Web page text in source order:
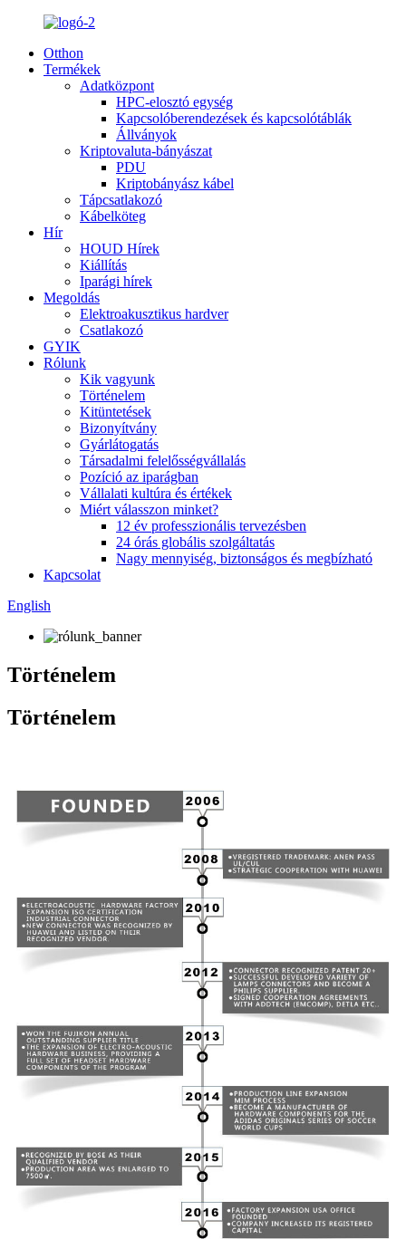
Otthon
Termékek
Adatközpont
HPC-elosztó egység
Kapcsolóberendezések és kapcsolótáblák
Állványok
Kriptovaluta-bányászat
PDU
Kriptobányász kábel
Tápcsatlakozó
Kábelköteg
Hír
HOUD Hírek
Kiállítás
Iparági hírek
Megoldás
Elektroakusztikus hardver
Csatlakozó
GYIK
Rólunk
Kik vagyunk
Történelem
Kitüntetések
Bizonyítvány
Gyárlátogatás
Társadalmi felelősségvállalás
Pozíció az iparágban
Vállalati kultúra és értékek
Miért válasszon minket?
12 év professzionális tervezésben
24 órás globális szolgáltatás
Nagy mennyiség, biztonságos és megbízható
Kapcsolat
English
Történelem
Történelem